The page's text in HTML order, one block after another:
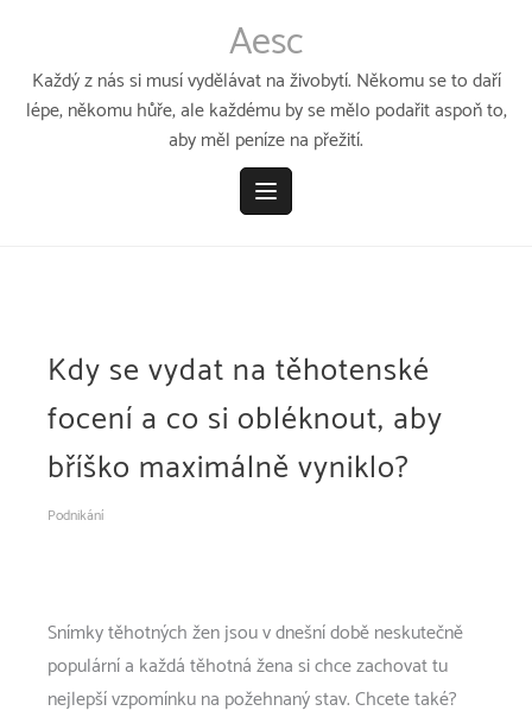
obsahu
Aesc
Každý z nás si musí vydělávat na živobytí. Někomu se to daří
lépe, někomu hůře, ale každému by se mělo podařit aspoň to,
aby měl peníze na přežití.
Kdy se vydat na těhotenské
focení a co si obléknout, aby
bříško maximálně vyniklo?
Podnikání
Snímky těhotných žen jsou v dnešní době neskutečně
populární a každá těhotná žena si chce zachovat tu
nejlepší vzpomínku na požehnaný stav. Chcete také?